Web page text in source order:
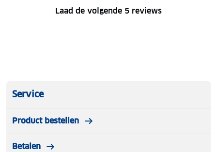
Laad de volgende 5 reviews
Service
Product bestellen
Betalen